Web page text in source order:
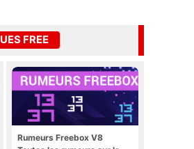
FREE
Rumeurs Freebox V8